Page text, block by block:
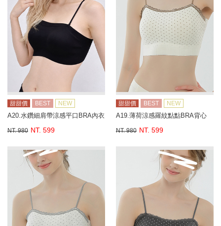
甜甜價 BEST NEW
A20.水鑽細肩帶涼感平口BRA內衣
NT. 980 NT. 599
甜甜價 BEST NEW
A19.薄荷涼感羅紋點點BRA背心
NT. 980 NT. 599